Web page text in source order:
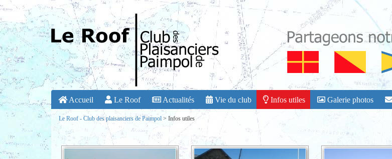
Accueil Le Roof Actualités Vie du club Infos utiles Galerie photos
Le Roof - Club des plaisanciers de Paimpol > Infos utiles